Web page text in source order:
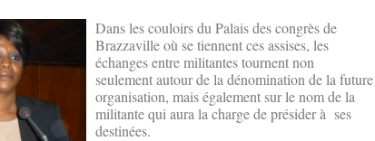
Dans les couloirs du Palais des congrès de
Brazzaville où se tiennent ces assises, les
échanges entre militantes tournent non
seulement autour de la dénomination de la future
organisation, mais également sur le nom de la
militante qui aura la charge de présider à ses
destinées.